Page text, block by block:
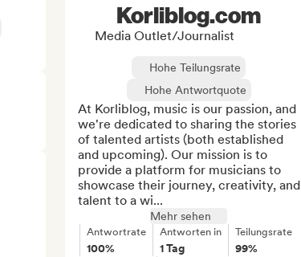
Korliblog.com
Media Outlet/Journalist
Hohe Teilungsrate
Hohe Antwortquote
At Korliblog, music is our passion, and
we're dedicated to sharing the stories
of talented artists (both established
and upcoming). Our mission is to
provide a platform for musicians to
showcase their journey, creativity, and
talent to a wi...
Mehr sehen
Antwortrate
100%
Antworten in
1 Tag
Teilungsrate
99%